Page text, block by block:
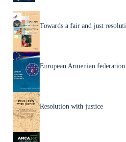
Towards a fair and just
European Armenian
Resolution with justice